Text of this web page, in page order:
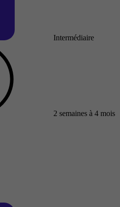
Intermédiaire
2 semaines à 4 mois